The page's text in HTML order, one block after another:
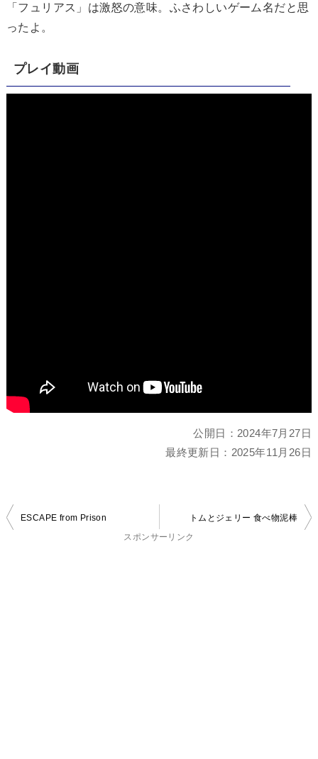
「フュリアス」は激怒の意味。ふさわしいゲーム名だと思
ったよ。
プレイ動画
公開日： 2024年7月27日
最終更新日： 2025年11月26日
投
ESCAPE from Prison
トムとジェリー 食べ物泥棒
スポンサーリンク